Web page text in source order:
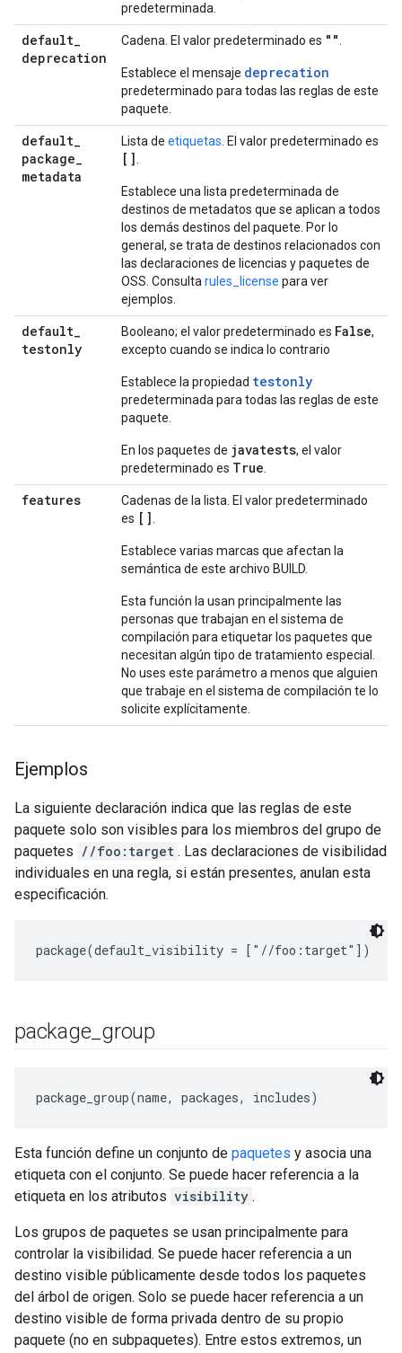
predeterminada.
default_
deprecation
Cadena. El valor predeterminado es ""
Establece el mensaje deprecation
predeterminado para todas las reglas de este
paquete.
default_
package_
metadata
Lista de etiquetas . El valor predeterminado es
[]
Establece una lista predeterminada de
destinos de metadatos que se aplican a todos
los demás destinos del paquete. Por lo
general, se trata de destinos relacionados con
las declaraciones de licencias y paquetes de
OSS. Consulta rules_license para ver
ejemplos.
default_
testonly
Booleano; el valor predeterminado es False,
excepto cuando se indica lo contrario
Establece la propiedad testonly
predeterminada para todas las reglas de este
paquete.
En los paquetes de javatests, el valor
predeterminado es True
features
Cadenas de la lista. El valor predeterminado
es []
Establece varias marcas que afectan la
semántica de este archivo BUILD.
Esta función la usan principalmente las
personas que trabajan en el sistema de
compilación para etiquetar los paquetes que
necesitan algún tipo de tratamiento especial.
No uses este parámetro a menos que alguien
que trabaje en el sistema de compilación te lo
solicite explícitamente.
Ejemplos
La siguiente declaración indica que las reglas de este
paquete solo son visibles para los miembros del grupo de
paquetes //foo:target . Las declaraciones de visibilidad
individuales en una regla, si están presentes, anulan esta
especificación.
package group
package_group(name, packages, includes)
Esta función define un conjunto de paquetes y asocia una
etiqueta con el conjunto. Se puede hacer referencia a la
etiqueta en los atributos visibility .
Los grupos de paquetes se usan principalmente para
controlar la visibilidad. Se puede hacer referencia a un
destino visible públicamente desde todos los paquetes
del árbol de origen. Solo se puede hacer referencia a un
destino visible de forma privada dentro de su propio
paquete (no en subpaquetes). Entre estos extremos, un